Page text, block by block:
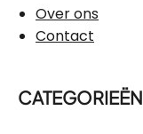
Over ons
Contact
CATEGORIEËN